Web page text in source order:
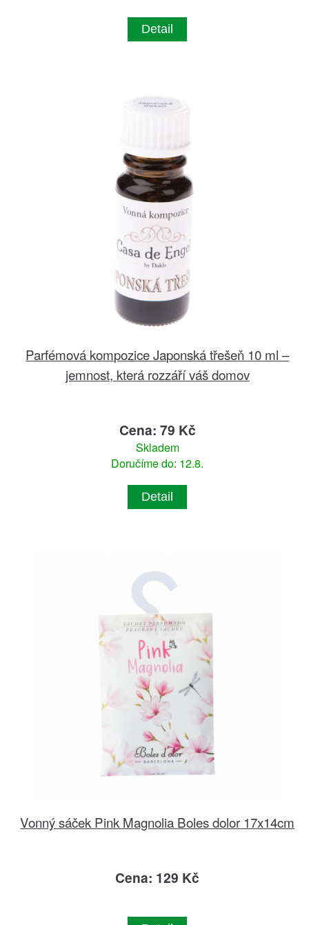
Detail
Parfémová kompozice Japonská třešeň 10 ml –
jemnost, která rozzáří váš domov
Cena: 79 Kč
Skladem
Doručíme do: 12.8.
Detail
Vonný sáček Pink Magnolia Boles dolor 17x14cm
Cena: 129 Kč